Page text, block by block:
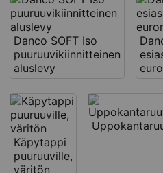
Danco SOFT Iso
puuruuvikiinnitteinen
aluslevy
Käpytappi
puuruuville,
väritön